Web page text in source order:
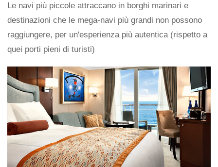
Le navi più piccole attraccano in borghi marinari e
destinazioni che le mega-navi più grandi non possono
raggiungere, per un'esperienza più autentica (rispetto a
quei porti pieni di turisti)